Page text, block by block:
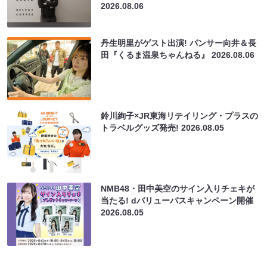
2026.08.06
丹生明里がゲスト出演! パンサー向井＆長
田『くるま温泉ちゃんねる』2026.08.06
鈴川絢子×JR東海リテイリング・プラスの
トラベルグッズ発売!2026.08.05
NMB48・田中美空のサイン入りチェキが
当たる! dバリューパスキャンペーン開催
2026.08.05